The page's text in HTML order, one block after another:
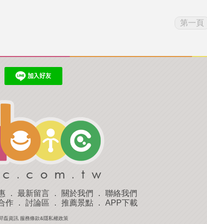
第一頁
． 最新留言 ． 關於我們 ． 聯絡我們
作． 討論區 ． 推薦景點． APP下載
磊資訊 服務條款&隱私權政策